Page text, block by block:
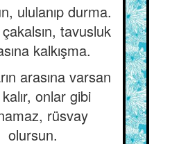
ululanıp durma.
tavusluk
kalkışma.
arasına varsan
onlar gibi
rüsvay
olursun.